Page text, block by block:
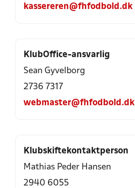
kassereren@fhfodbold.dk
KlubOffice-ansvarlig
Sean Gyvelborg
2736 7317
webmaster@fhfodbold.dk
Klubskiftekontaktperson
Mathias Peder Hansen
2940 6055